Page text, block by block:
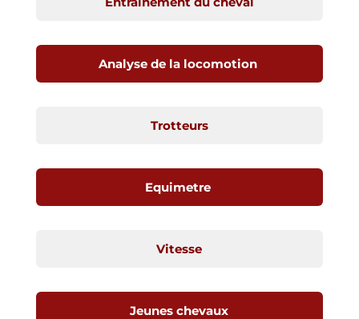
Analyse de la locomotion
Trotteurs
Equimetre
Vitesse
Jeunes chevaux